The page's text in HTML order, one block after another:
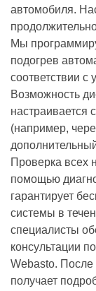
автомобиля.
Мы
подогрев
соответствии
Возможность
настраивается
(например,
Проверка всех
помощью
гарантирует
системы в
специалисты
консультации
Webasto. После
получает